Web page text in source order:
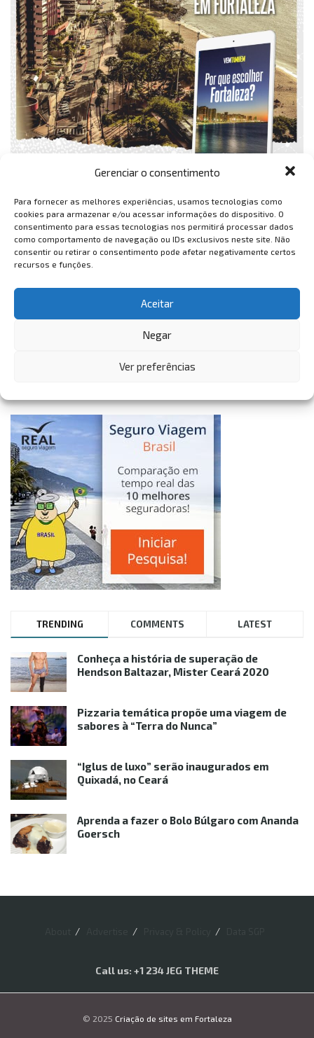
Gerenciar o consentimento
Para fornecer as melhores experiências, usamos tecnologias como
cookies para armazenar e/ou acessar informações do dispositivo. O
consentimento para essas tecnologias nos permitirá processar dados
como comportamento de navegação ou IDs exclusivos neste site. Não
consentir ou retirar o consentimento pode afetar negativamente certos
recursos e funções.
Aceitar
Negar
Ver preferências
TRENDING COMMENTS LATEST
Conheça a história de superação de
Hendson Baltazar, Mister Ceará 2020
Pizzaria temática propõe uma viagem de
sabores à “Terra do Nunca”
“Iglus de luxo” serão inaugurados em
Quixadá, no Ceará
Aprenda a fazer o Bolo Búlgaro com Ananda
Goersch
Call us: +1 234 JEG THEME
© 2025 Criação de sites em Fortaleza